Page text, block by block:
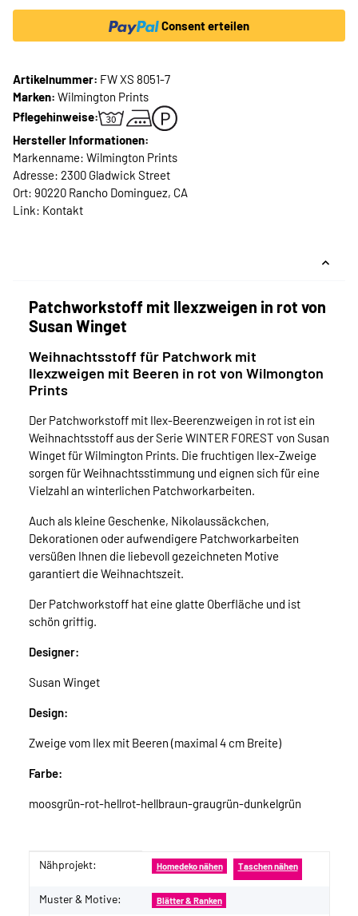
Consent erteilen
Artikelnummer: FW XS 8051-7
Marken: Wilmington Prints
Pflegehinweise:
Hersteller Informationen:
Markenname: Wilmington Prints
Adresse: 2300 Gladwick Street
Ort: 90220 Rancho Dominguez, CA
Link: Kontakt
Patchworkstoff mit Ilexzweigen in rot von
Susan Winget
Weihnachtsstoff für Patchwork mit
Ilexzweigen mit Beeren in rot von Wilmongton
Prints
Der Patchworkstoff mit Ilex-Beerenzweigen in rot ist ein
Weihnachtsstoff aus der Serie WINTER FOREST von Susan
Winget für Wilmington Prints. Die fruchtigen Ilex-Zweige
sorgen für Weihnachtsstimmung und eignen sich für eine
Vielzahl an winterlichen Patchworkarbeiten.
Auch als kleine Geschenke, Nikolaussäckchen,
Dekorationen oder aufwendigere Patchworkarbeiten
versüßen Ihnen die liebevoll gezeichneten Motive
garantiert die Weihnachtszeit.
Der Patchworkstoff hat eine glatte Oberfläche und ist
schön griffig.
Designer:
Susan Winget
Design:
Zweige vom Ilex mit Beeren (maximal 4 cm Breite)
Farbe:
moosgrün-rot-hellrot-hellbraun-graugrün-dunkelgrün
Produkteigenschaft
Wert
Nähprojekt: Homedeko nähen Taschen nähen
Muster & Motive: Blätter & Ranken